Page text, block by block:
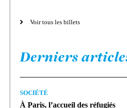
Voir tous les billets
Derniers
SOCIÉTÉ
À Paris, l’accueil des réfugiés